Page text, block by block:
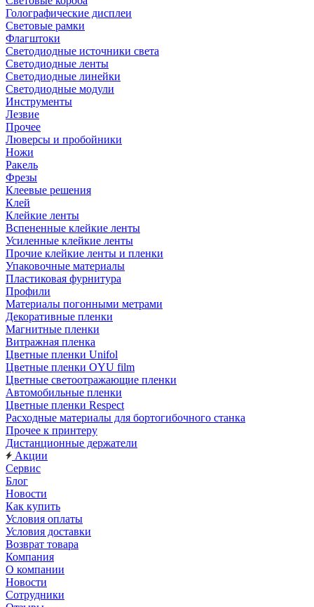
Голографические дисплеи
Световые рамки
Флагштоки
Светодиодные источники света
Светодиодные ленты
Светодиодные линейки
Светодиодные модули
Инструменты
Лезвие
Прочее
Люверсы и пробойники
Ножи
Ракель
Фрезы
Клеевые решения
Клей
Клейкие ленты
Вспененные клейкие ленты
Усиленные клейкие ленты
Прочие клейкие ленты и пленки
Упаковочные материалы
Пластиковая фурнитура
Профили
Материалы погонными метрами
Декоративные пленки
Магнитные пленки
Витражная пленка
Цветные пленки Unifol
Цветные пленки OYU film
Цветные светоотражающие пленки
Автомобильные пленки
Цветные пленки Respect
Расходные материалы для бортогибочного станка
Прочее к принтеру
Дистанционные держатели
Акции
Сервис
Блог
Новости
Как купить
Условия оплаты
Условия доставки
Возврат товара
Компания
О компании
Новости
Сотрудники